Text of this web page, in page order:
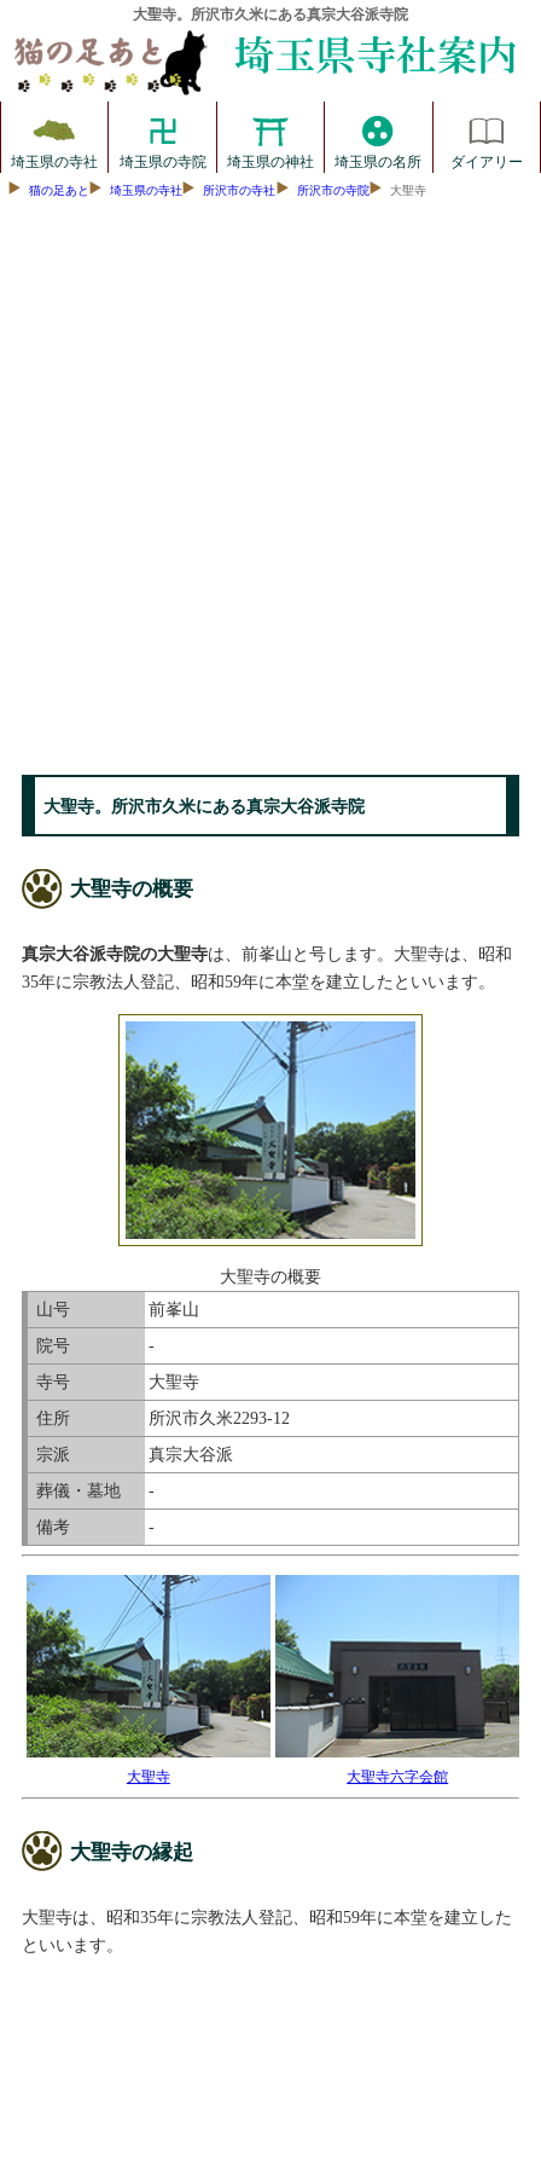
大聖寺。所沢市久米にある真宗大谷派寺院
埼玉県の寺社 埼玉県の寺院 埼玉県の神社 埼玉県の名所 ダイアリー
猫の足あと 埼玉県の寺社 所沢市の寺社 所沢市の寺院 大聖寺
大聖寺。所沢市久米にある真宗大谷派寺院
大聖寺の概要
真宗大谷派寺院の大聖寺は、前峯山と号します。大聖寺は、昭和
35年に宗教法人登記、昭和59年に本堂を建立したといいます。
大聖寺の概要
山号
前峯山
院号
-
寺号
大聖寺
住所
所沢市久米2293-12
宗派
真宗大谷派
葬儀・墓地
-
備考
-
大聖寺 大聖寺六字会館
大聖寺の縁起
大聖寺は、昭和35年に宗教法人登記、昭和59年に本堂を建立した
といいます。